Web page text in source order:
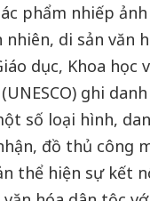
phẩm nhiếp
nhiên, di sản văn
dục, Khoa học
ghi
số loại hình,
đồ thủ công
thể hiện sự kết